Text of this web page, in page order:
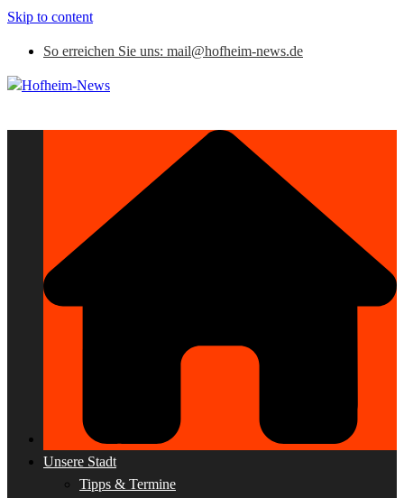
Skip to content
So erreichen Sie uns: mail@hofheim-news.de
Unsere Stadt
Tipps & Termine